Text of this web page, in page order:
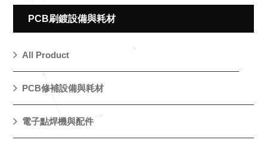
PCB刷鍍設備與耗材
All Product
PCB修補設備與耗材
電子點焊機與配件